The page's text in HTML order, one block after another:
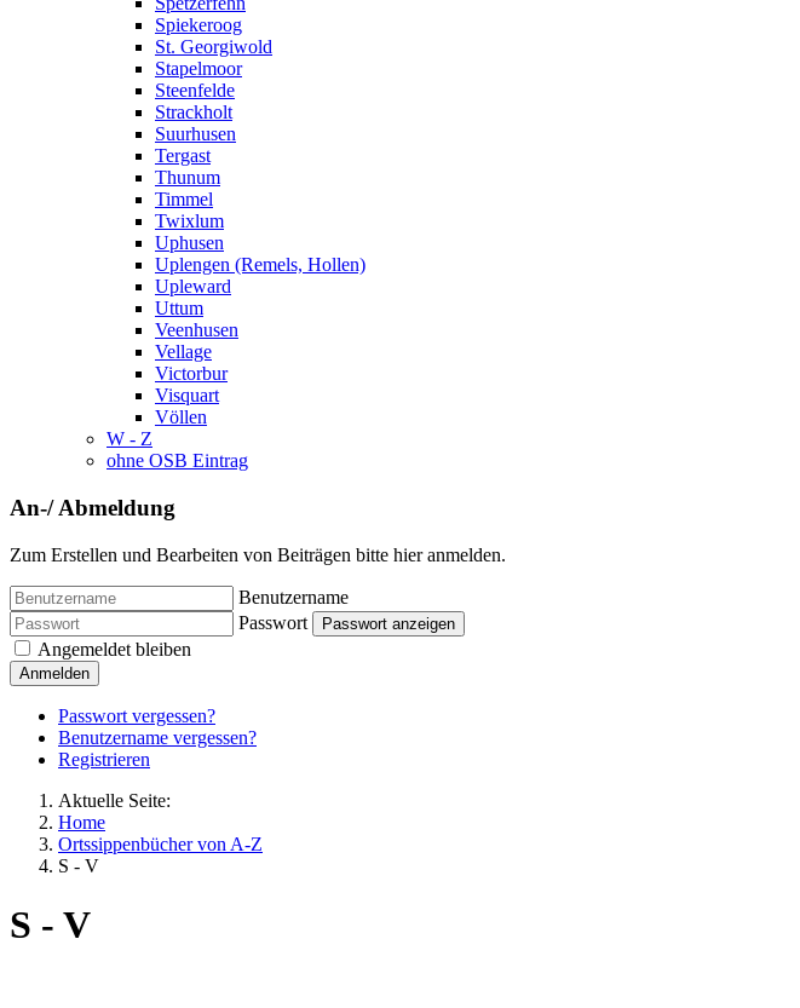
Spiekeroog
St. Georgiwold
Stapelmoor
Steenfelde
Strackholt
Suurhusen
Tergast
Thunum
Timmel
Twixlum
Uphusen
Uplengen (Remels, Hollen)
Upleward
Uttum
Veenhusen
Vellage
Victorbur
Visquart
Völlen
W - Z
ohne OSB Eintrag
An-/ Abmeldung
Zum Erstellen und Bearbeiten von Beiträgen bitte hier anmelden.
Benutzername
Passwort
Passwort anzeigen
Angemeldet bleiben
Anmelden
Passwort vergessen?
Benutzername vergessen?
Registrieren
Aktuelle Seite:
Home
Ortssippenbücher von A-Z
S - V
S - V